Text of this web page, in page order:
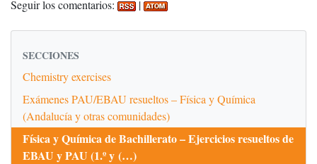
Seguir los comentarios: |
SECCIONES
Chemistry exercises
Exámenes PAU/EBAU resueltos – Física y Química
(Andalucía y otras comunidades)
Física y Química de Bachillerato – Ejercicios resueltos de
EBAU y PAU (1.º y (…)